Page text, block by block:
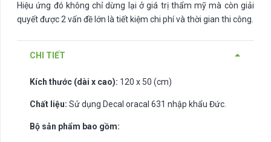
Hiệu ứng đó không chỉ dừng lại ở giá trị thẩm mỹ mà còn giải
quyết được 2 vấn đề lớn là tiết kiệm chi phí và thời gian thi công.
CHI TIẾT
Kích thước (dài x cao): 120 x 50 (cm)
Chất liệu: Sử dụng Decal oracal 631 nhập khẩu Đức.
Bộ sản phẩm bao gồm: